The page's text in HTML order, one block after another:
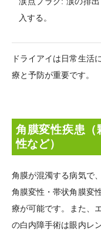
入する。
ドライアイは日常生活
療と予防が重要です。
角膜変性疾患（
性など）
角膜が混濁する病気で
角膜変性・帯状角膜変
療が可能です。
また、
の白内障手術は眼内レ